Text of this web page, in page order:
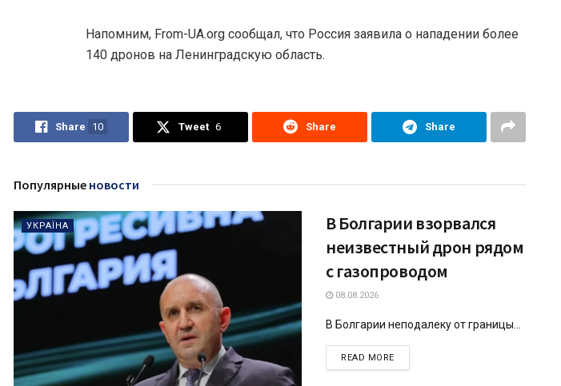
Напомним, From-UA.org сообщал, что Россия заявила о нападении более
140 дронов на Ленинградскую область.
Share 10 Tweet 6 Share Share
Популярные новости
УКРАЇНА
В Болгарии взорвался
неизвестный дрон рядом
с газопроводом
08.08.2026
В Болгарии неподалеку от границы...
READ MOREDETAILS